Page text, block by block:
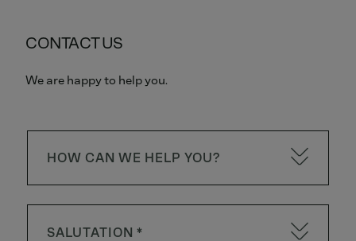
CONTACT US
We are happy to help you.
HOW CAN WE HELP YOU?
SALUTATION *